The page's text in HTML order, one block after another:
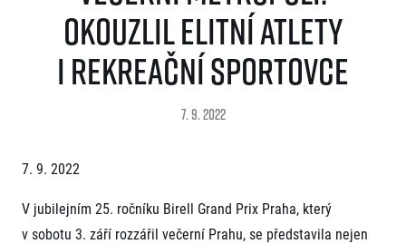
Běžecká liga
Jak to funguje
SuperHalfs
projekt SuperHalfs
EuroHeroes Challenge 2026
EuroHeroes Challenge 2024
EuroHeroes Challenge 2023
O Napoli Running
RunCzech Halfs
Projekt RunCzech Halfs
Pro běžce
Okouzlil elitní atlety
i rekreační sportovce
7. 9. 2022
7. 9. 2022
V jubilejním 25. ročníku Birell Grand Prix Praha, který
v sobotu 3. září rozzářil večerní Prahu, se představila nejen